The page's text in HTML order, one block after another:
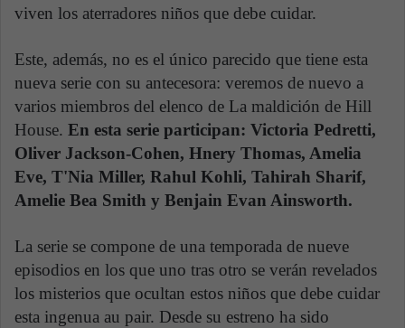
viven los aterradores niños que debe cuidar.
Este, además, no es el único parecido que tiene esta
nueva serie con su antecesora: veremos de nuevo a
varios miembros del elenco de La maldición de Hill
House. En esta serie participan: Victoria Pedretti,
Oliver Jackson-Cohen, Hnery Thomas, Amelia
Eve, T'Nia Miller, Rahul Kohli, Tahirah Sharif,
Amelie Bea Smith y Benjain Evan Ainsworth.
La serie se compone de una temporada de nueve
episodios en los que uno tras otro se verán revelados
los misterios que ocultan estos niños que debe cuidar
esta ingenua au pair. Desde su estreno ha sido